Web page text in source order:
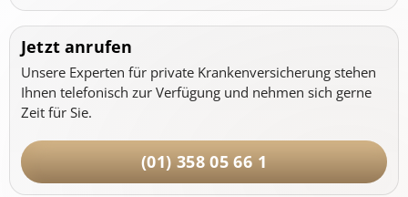
Jetzt anrufen
Unsere Experten für private Krankenversicherung stehen
Ihnen telefonisch zur Verfügung und nehmen sich gerne
Zeit für Sie.
(01) 358 05 66 1